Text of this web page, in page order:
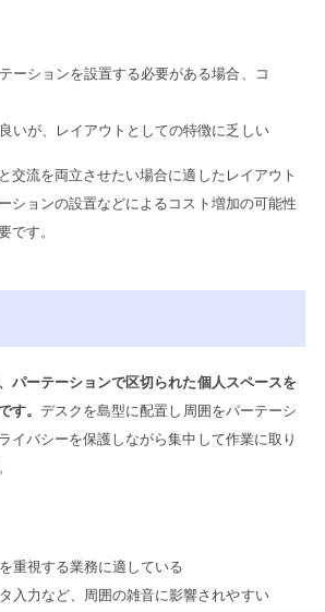
ーションを設置する必要がある場合、コ
いが、レイアウトとしての特徴に乏しい
交流を両立させたい場合に適したレイアウト
ションの設置などによるコスト増加の可能性
です。
パーテーションで区切られた個人スペースを
す。デスクを島型に配置し周囲をパーテーシ
イバシーを保護しながら集中して作業に取り
重視する業務に適している
入力など、周囲の雑音に影響されやすい